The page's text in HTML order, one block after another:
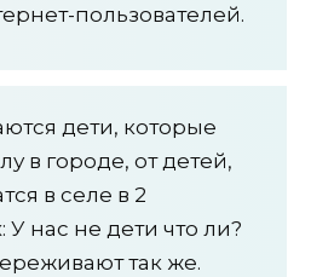
пользователей.
дети, которые
в городе, от детей,
в селе в 2
У нас не дети что ли?
так же.